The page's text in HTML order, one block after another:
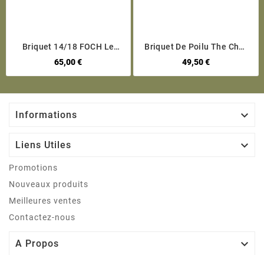
Briquet 14/18 FOCH Le
65,00 €
Briquet De Poilu The Char
49,50 €
Informations 
Liens Utiles 
Promotions
Nouveaux produits
Meilleures ventes
Contactez-nous
A Propos 